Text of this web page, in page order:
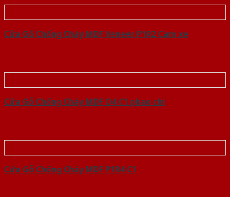
Cửa Gỗ Chống Cháy MDF Veneer P1R2 Cam xe
Cửa Gỗ Chống Cháy MDF O4 C1 phao chi
Cửa Gỗ Chống Cháy MDF P1R4 C1